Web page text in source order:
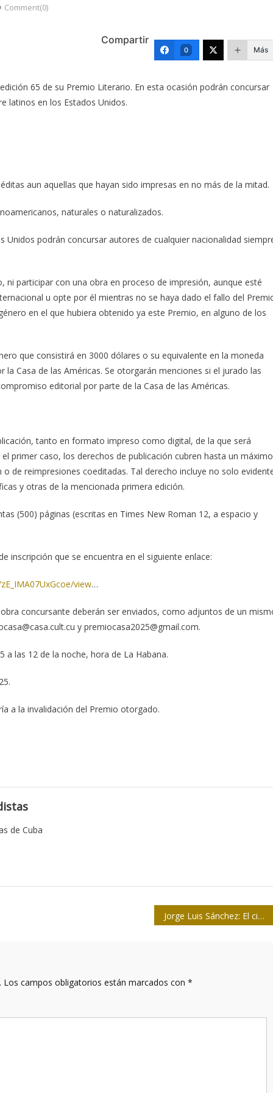
Comment(0)
Compartir
0 Más
65 de su Premio Literario. En esta ocasión podrán concursar
latinos en los Estados Unidos.
aun aquellas que hayan sido impresas en no más de la mitad.
naturales o naturalizados.
podrán concursar autores de cualquier nacionalidad
participar con una obra en proceso de impresión, aunque esté
u opte por él mientras no se haya dado el fallo del
en el que hubiera obtenido ya este Premio, en alguno de los
que consistirá en 3000 dólares o su equivalente en la moneda
Casa de las Américas. Se otorgarán menciones si el jurado las
editorial por parte de la Casa de las Américas.
tanto en formato impreso como digital, de la que será
primer caso, los derechos de publicación cubren hasta un máximo
de reimpresiones coeditadas. Tal derecho incluye no solo
y otras de la mencionada primera edición.
(500) páginas (escritas en Times New Roman 12, a espacio y
inscripción que se encuentra en el siguiente enlace:
view…
concursante deberán ser enviados, como adjuntos de un
y premiocasa2025@gmail.com.
a las 12 de la noche, hora de La Habana.
a la invalidación del Premio otorgado.
de Cuba
Jorge Luis Sánchez: El cine documental cubano siempre ha sido revolucionario
Los campos obligatorios están marcados con *